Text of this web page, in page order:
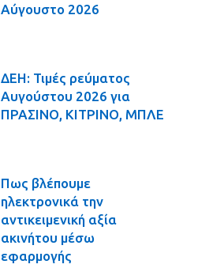
Αύγουστο 2026
ΔΕΗ: Τιμές ρεύματος
Αυγούστου 2026 για
ΠΡΑΣΙΝΟ, ΚΙΤΡΙΝΟ, ΜΠΛΕ
Πως βλέπουμε
ηλεκτρονικά την
αντικειμενική αξία
ακινήτου μέσω
εφαρμογής